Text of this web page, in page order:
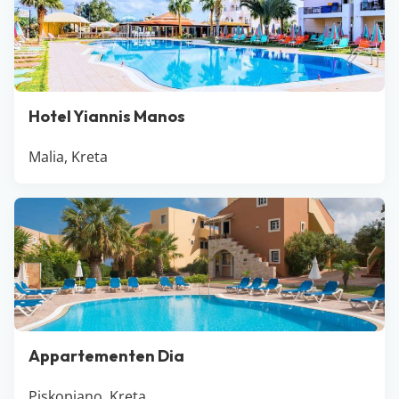
Hotel Yiannis Manos
Malia, Kreta
Appartementen Dia